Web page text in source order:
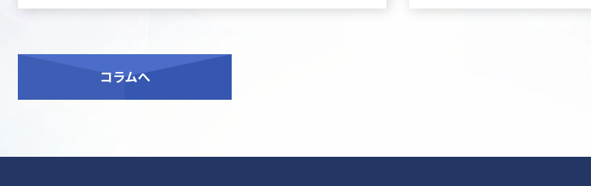
コラムへ